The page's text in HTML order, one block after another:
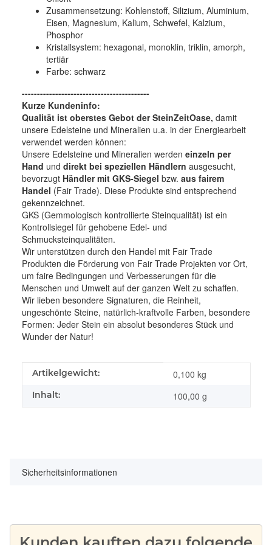
Zusammensetzung: Kohlenstoff, Silizium, Aluminium,
Eisen, Magnesium, Kalium, Schwefel, Kalzium,
Phosphor
Kristallsystem: hexagonal, monoklin, triklin, amorph,
tertiär
Farbe: schwarz
------------------------------------------
Kurze Kundeninfo:
Qualität ist oberstes Gebot der SteinZeitOase, damit
unsere Edelsteine und Mineralien u.a. in der Energiearbeit
verwendet werden können:
Unsere Edelsteine und Mineralien werden einzeln per
Hand und direkt bei speziellen Händlern ausgesucht,
bevorzugt Händler mit GKS-Siegel bzw. aus fairem
Handel (Fair Trade). Diese Produkte sind entsprechend
gekennzeichnet.
GKS (Gemmologisch kontrollierte Steinqualität) ist ein
Kontrollsiegel für gehobene Edel- und
Schmucksteinqualitäten.
Wir unterstützen durch den Handel mit Fair Trade
Produkten die Förderung von Fair Trade Projekten vor Ort,
um faire Bedingungen und Verbesserungen für die
Menschen und Umwelt auf der ganzen Welt zu schaffen.
Wir lieben besondere Signaturen, die Reinheit,
ungeschönte Steine, natürlich-kraftvolle Farben, besondere
Formen: Jeder Stein ein absolut besonderes Stück und
Wunder der Natur!
Produkteigenschaft
Wert
Artikelgewicht: 0,100 kg
Inhalt: 100,00 g
Sicherheitsinformationen